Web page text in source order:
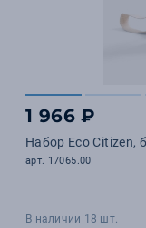
1 966 ₽
Набор Eco Citizen,
арт. 17065.00
В наличии 18 шт.